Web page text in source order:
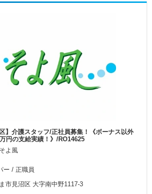
】介護スタッフ/正社員募集！《ボーナス以外
円の支給実績！》/RO14625
よ風
ー / 正職員
市見沼区 大字南中野1117-3